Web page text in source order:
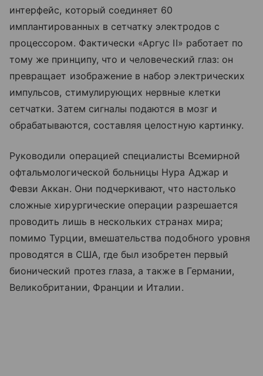
интерфейс, который соединяет 60
имплантированных в сетчатку электродов с
процессором. Фактически «Аргус II» работает по
тому же принципу, что и человеческий глаз: он
превращает изображение в набор электрических
импульсов, стимулирующих нервные клетки
сетчатки. Затем сигналы подаются в мозг и
обрабатываются, составляя целостную картинку.
Руководили операцией специалисты Всемирной
офтальмологической больницы Нура Аджар и
Февзи Аккан. Они подчеркивают, что настолько
сложные хирургические операции разрешается
проводить лишь в нескольких странах мира;
помимо Турции, вмешательства подобного уровня
проводятся в США, где был изобретен первый
бионический протез глаза, а также в Германии,
Великобритании, Франции и Италии.